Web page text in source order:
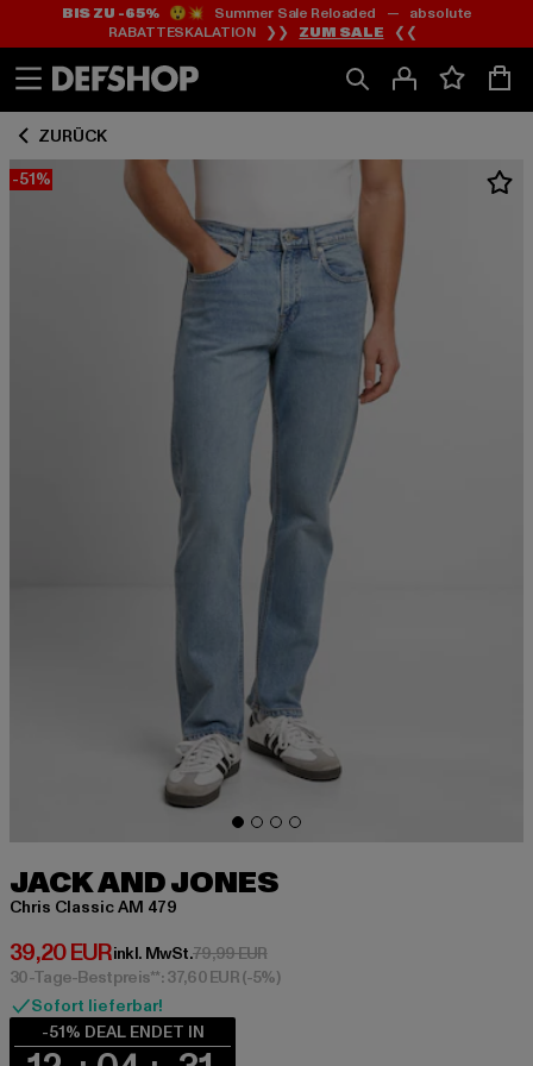
Zum
Inhalt
springen
Zum
Fußzeile
springen
BIS ZU -65%😲💥 Summer Sale Reloaded — absolute
RABATTESKALATION ❯❯ ZUM SALE ❮❮
ZURÜCK
-51%
JACK AND JONES
Chris Classic AM 479
39,20 EUR
Derzeitiger Preis: 39,20 EUR
inkl. MwSt.79,99 EURAktionspreis: 79,99 EUR
30-Tage-Bestpreis**: 37,60 EUR(-5%)
Sofort lieferbar!
-51% DEAL ENDET IN